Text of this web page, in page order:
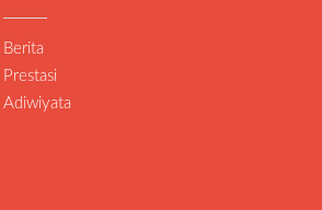
Berita
Prestasi
Adiwiyata